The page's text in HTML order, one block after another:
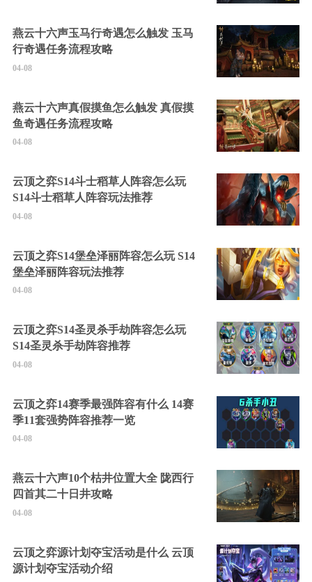
燕云十六声玉马行奇遇怎么触发 玉马
行奇遇任务流程攻略
04-08
燕云十六声真假摸鱼怎么触发 真假摸
鱼奇遇任务流程攻略
04-08
云顶之弈S14斗士稻草人阵容怎么玩
S14斗士稻草人阵容玩法推荐
04-08
云顶之弈S14堡垒泽丽阵容怎么玩 S14
堡垒泽丽阵容玩法推荐
04-08
云顶之弈S14圣灵杀手劫阵容怎么玩
S14圣灵杀手劫阵容推荐
04-08
云顶之弈14赛季最强阵容有什么 14赛
季11套强势阵容推荐一览
04-08
燕云十六声10个枯井位置大全 陇西行
四首其二十日井攻略
04-08
云顶之弈源计划夺宝活动是什么 云顶
源计划夺宝活动介绍